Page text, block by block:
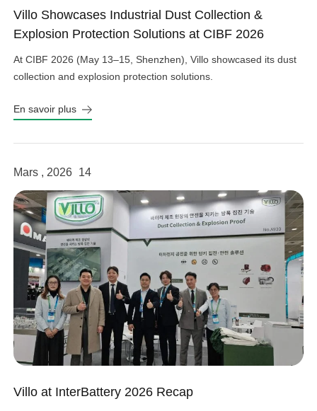
Villo Showcases Industrial Dust Collection &
Explosion Protection Solutions at CIBF 2026
At CIBF 2026 (May 13–15, Shenzhen), Villo showcased its dust
collection and explosion protection solutions.
En savoir plus
Mars , 2026 14
Villo at InterBattery 2026 Recap